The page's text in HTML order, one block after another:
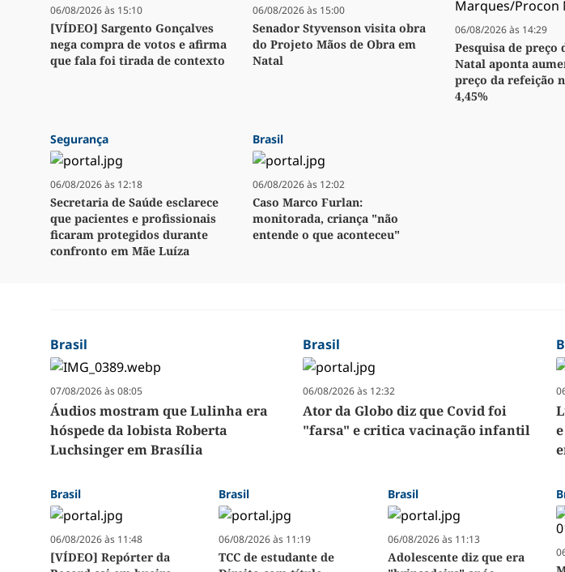
06/08/2026 às 15:10
[VÍDEO] Sargento Gonçalves
nega compra de votos e afirma
que fala foi tirada de contexto
06/08/2026 às 15:00
Senador Styvenson visita obra
do Projeto Mãos de Obra em
Natal
06/08/2026 às 14:29
Pesquisa de preço
Natal aponta
preço da refeição
4,45%
Segurança
06/08/2026 às 12:18
Secretaria de Saúde esclarece
que pacientes e profissionais
ficaram protegidos durante
confronto em Mãe Luíza
Brasil
06/08/2026 às 12:02
Caso Marco Furlan:
monitorada, criança "não
entende o que aconteceu"
Brasil
07/08/2026 às 08:05
Áudios mostram que Lulinha era
hóspede da lobista Roberta
Luchsinger em Brasília
Brasil
06/08/2026 às 12:32
Ator da Globo diz que Covid foi
"farsa" e critica vacinação infantil
Brasil
06/08/2026 às 11:48
[VÍDEO] Repórter da
Brasil
06/08/2026 às 11:19
TCC de estudante de
Brasil
06/08/2026 às 11:13
Adolescente diz que era